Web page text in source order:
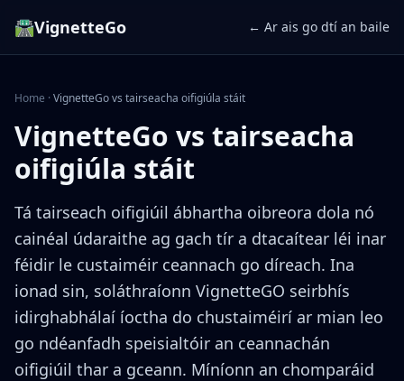
🛣️VignetteGo ← Ar ais go dtí an baile
Home ·VignetteGo vs tairseacha oifigiúla stáit
VignetteGo vs tairseacha
oifigiúla stáit
Tá tairseach oifigiúil ábhartha oibreora dola nó
cainéal údaraithe ag gach tír a dtacaítear léi inar
féidir le custaiméir ceannach go díreach. Ina
ionad sin, soláthraíonn VignetteGO seirbhís
idirghabhálaí íoctha do chustaiméirí ar mian leo
go ndéanfadh speisialtóir an ceannachán
oifigiúil thar a gceann. Míníonn an chomparáid